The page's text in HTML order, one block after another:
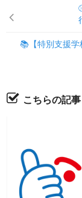
📚【特別支援
こちらの記